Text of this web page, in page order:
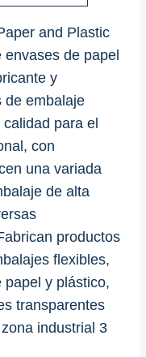
and Plastic
envases de papel
y
de embalaje
para el
con
una variada
de alta
productos
flexibles,
papel y plástico,
transparentes
industrial 3